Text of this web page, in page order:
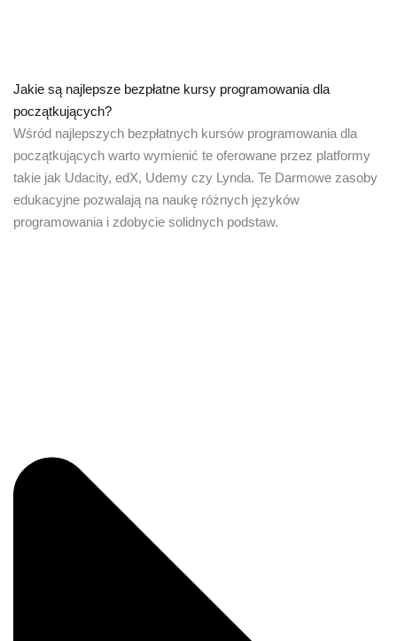
Jakie są najlepsze bezpłatne kursy programowania dla
początkujących?
Wśród najlepszych bezpłatnych kursów programowania dla
początkujących warto wymienić te oferowane przez platformy
takie jak Udacity, edX, Udemy czy Lynda. Te Darmowe zasoby
edukacyjne pozwalają na naukę różnych języków
programowania i zdobycie solidnych podstaw.